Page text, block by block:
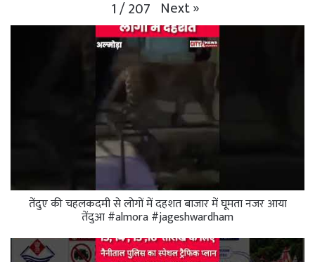
1/207 Next»
तेंदुए की चहलकदमी से लोगों में दहशत बाजार में घूमता नजर आया
तेंदुआ #almora #jageshwardham